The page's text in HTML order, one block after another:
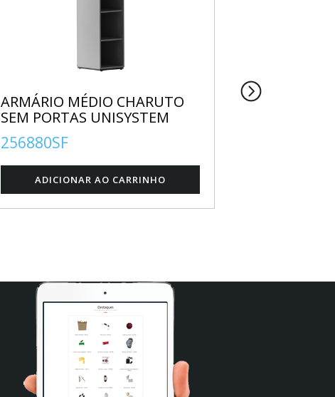
ARMÁRIO MÉDIO CHARUTO
SEM PORTAS UNISYSTEM
256880SF
POLTRONA